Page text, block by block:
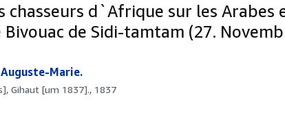
chasseurs d`Afrique sur les Arabes
de Sidi-tamtam (27.
Auguste-Marie.
Gihaut [um 1837]., 1837